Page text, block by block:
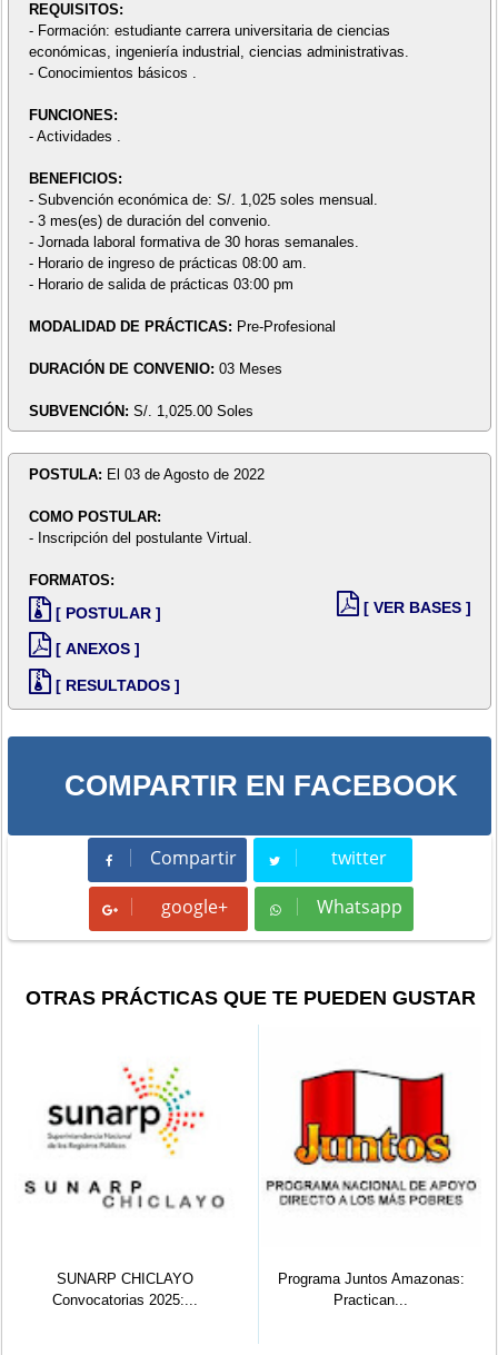
REQUISITOS:
- Formación: estudiante carrera universitaria de ciencias
económicas, ingeniería industrial, ciencias administrativas.
- Conocimientos básicos .
FUNCIONES:
- Actividades .
BENEFICIOS:
- Subvención económica de: S/. 1,025 soles mensual.
- 3 mes(es) de duración del convenio.
- Jornada laboral formativa de 30 horas semanales.
- Horario de ingreso de prácticas 08:00 am.
- Horario de salida de prácticas 03:00 pm
MODALIDAD DE PRÁCTICAS: Pre-Profesional
DURACIÓN DE CONVENIO: 03 Meses
SUBVENCIÓN: S/. 1,025.00 Soles
POSTULA: El 03 de Agosto de 2022
COMO POSTULAR:
- Inscripción del postulante Virtual.
FORMATOS:
[ POSTULAR ]
[ ANEXOS ]
[ RESULTADOS ]
[ VER BASES ]
COMPARTIR EN FACEBOOK
Compartir
Compartir twitter
Tweet
google+ Whatsapp
Whatsapp
OTRAS PRÁCTICAS QUE TE PUEDEN GUSTAR
SUNARP CHICLAYO
Convocatorias 2025:...
Programa Juntos Amazonas:
Practican...